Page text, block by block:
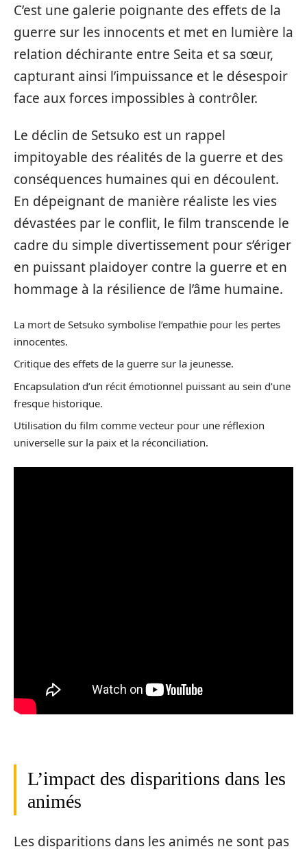
C’est une galerie poignante des effets de la
guerre sur les innocents et met en lumière la
relation déchirante entre Seita et sa sœur,
capturant ainsi l’impuissance et le désespoir
face aux forces impossibles à contrôler.
Le déclin de Setsuko est un rappel
impitoyable des réalités de la guerre et des
conséquences humaines qui en découlent.
En dépeignant de manière réaliste les vies
dévastées par le conflit, le film transcende le
cadre du simple divertissement pour s’ériger
en puissant plaidoyer contre la guerre et en
hommage à la résilience de l’âme humaine.
La mort de Setsuko symbolise l’empathie pour les pertes
innocentes.
Critique des effets de la guerre sur la jeunesse.
Encapsulation d’un récit émotionnel puissant au sein d’une
fresque historique.
Utilisation du film comme vecteur pour une réflexion
universelle sur la paix et la réconciliation.
L’impact des disparitions dans les
animés
Les disparitions dans les animés ne sont pas